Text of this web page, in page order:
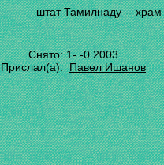
штат Тамилнаду --
Снято: 1-.-0.2003
Прислал(а):Павел Ишанов